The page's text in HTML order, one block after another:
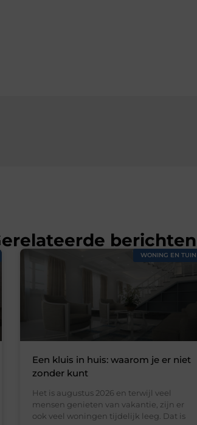
berichten
WONING EN TUIN
Een kluis in huis: waarom je er niet
zonder kunt
Het is augustus 2026 en terwijl veel
mensen genieten van vakantie, zijn er
ook veel woningen tijdelijk leeg. Dat is